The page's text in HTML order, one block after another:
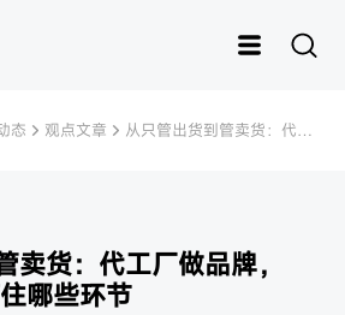
女装 男装
灵创RFID
态 观点文章
从只管出货到管卖货：代工
卖货：代工厂做品牌，
哪些环节